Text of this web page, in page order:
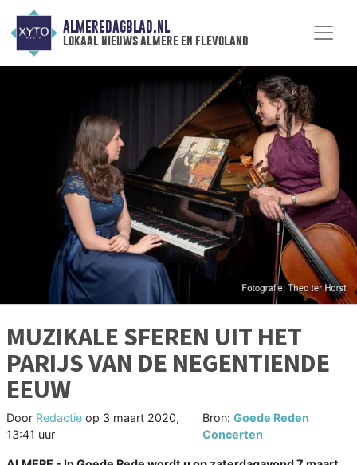
ALMEREDAGBLAD.NL
lokaal nieuws almere en flevoland
MUZIKALE SFEREN UIT HET
PARIJS VAN DE NEGENTIENDE
EEUW
Door Redactie op 3 maart 2020,
13:41 uur
Bron:Goede Reden
Concerten